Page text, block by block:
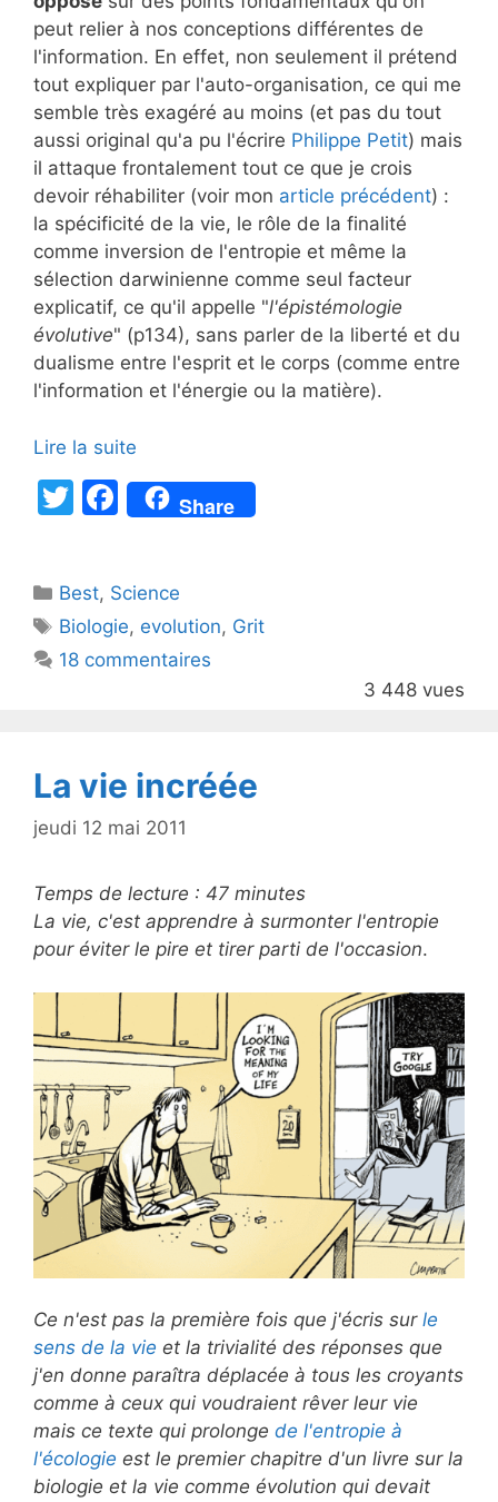
peut relier à nos conceptions différentes de
l'information. En effet, non seulement il prétend
tout expliquer par l'auto-organisation, ce qui me
semble très exagéré au moins (et pas du tout
aussi original qu'a pu l'écrire Philippe Petit) mais
il attaque frontalement tout ce que je crois
devoir réhabiliter (voir mon article précédent) :
la spécificité de la vie, le rôle de la finalité
comme inversion de l'entropie et même la
sélection darwinienne comme seul facteur
explicatif, ce qu'il appelle "l'épistémologie
évolutive" (p134), sans parler de la liberté et du
dualisme entre l'esprit et le corps (comme entre
l'information et l'énergie ou la matière).
Lire la suite
T
er
F
a
e
b
o
Share
Catégories
Best, Science
Étiquettes
Biologie, evolution, Grit
18 commentaires
3 448 vues
La vie incréée
jeudi 12 mai 2011
Temps de lecture : 47 minutes
La vie, c'est apprendre à surmonter l'entropie
pour éviter le pire et tirer parti de l'occasion.
Ce n'est pas la première fois que j'écris sur le
sens de la vie et la trivialité des réponses que
j'en donne paraîtra déplacée à tous les croyants
comme à ceux qui voudraient rêver leur vie
mais ce texte qui prolonge de l'entropie à
l'écologie est le premier chapitre d'un livre sur la
biologie et la vie comme évolution qui devait